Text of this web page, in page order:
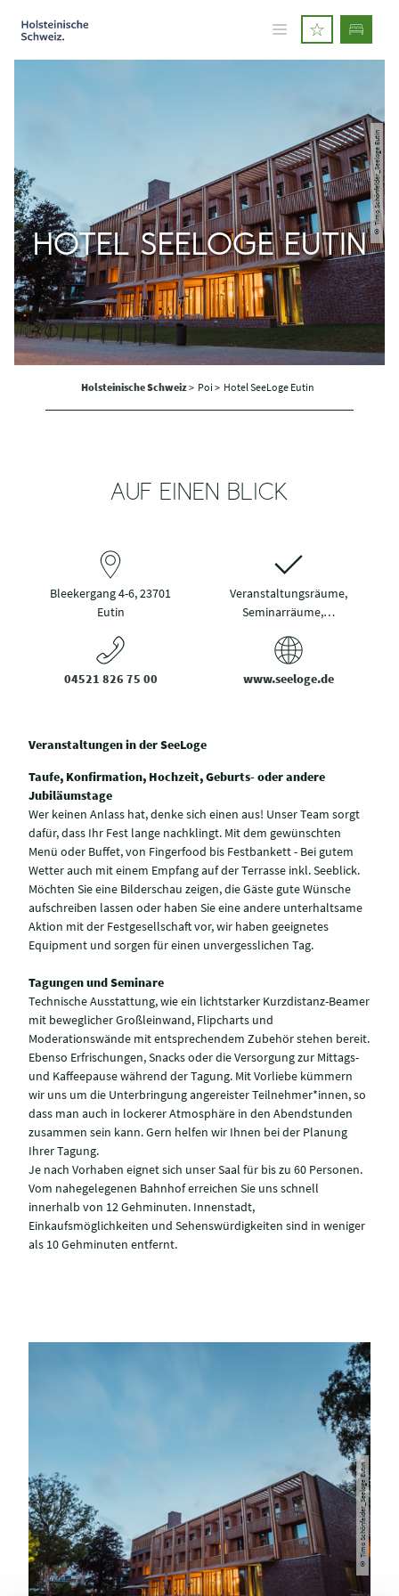
© Timo Schönfelder_Seeloge Eutin
HOTEL SEELOGE EUTIN
Holsteinische Schweiz> Poi > Hotel SeeLoge Eutin
AUF EINEN BLICK
Bleekergang 4-6, 23701
Eutin
Veranstaltungsräume,
Seminarräume,…
04521 826 75 00 www.seeloge.de
Veranstaltungen in der SeeLoge
Taufe, Konfirmation, Hochzeit, Geburts- oder andere
Jubiläumstage
Wer keinen Anlass hat, denke sich einen aus! Unser Team sorgt
dafür, dass Ihr Fest lange nachklingt. Mit dem gewünschten
Menü oder Buffet, von Fingerfood bis Festbankett - Bei gutem
Wetter auch mit einem Empfang auf der Terrasse inkl. Seeblick.
Möchten Sie eine Bilderschau zeigen, die Gäste gute Wünsche
aufschreiben lassen oder haben Sie eine andere unterhaltsame
Aktion mit der Festgesellschaft vor, wir haben geeignetes
Equipment und sorgen für einen unvergesslichen Tag.
Tagungen und Seminare
Technische Ausstattung, wie ein lichtstarker Kurzdistanz-Beamer
mit beweglicher Großleinwand, Flipcharts und
Moderationswände mit entsprechendem Zubehör stehen bereit.
Ebenso Erfrischungen, Snacks oder die Versorgung zur Mittags-
und Kaffeepause während der Tagung. Mit Vorliebe kümmern
wir uns um die Unterbringung angereister Teilnehmer*innen, so
dass man auch in lockerer Atmosphäre in den Abendstunden
zusammen sein kann. Gern helfen wir Ihnen bei der Planung
Ihrer Tagung.
Je nach Vorhaben eignet sich unser Saal für bis zu 60 Personen.
Vom nahegelegenen Bahnhof erreichen Sie uns schnell
innerhalb von 12 Gehminuten. Innenstadt,
Einkaufsmöglichkeiten und Sehenswürdigkeiten sind in weniger
als 10 Gehminuten entfernt.
© Timo Schönfelder_Seeloge Eutin